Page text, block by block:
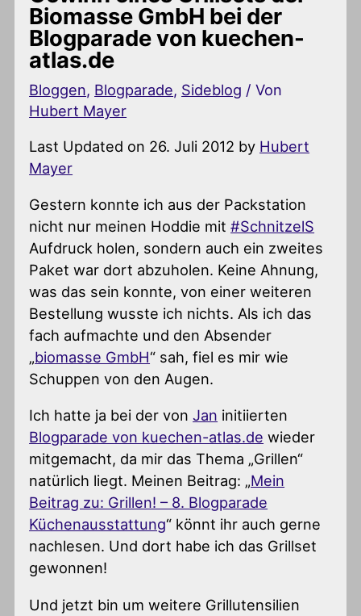
Biomasse GmbH bei der
Blogparade von kuechen-
atlas.de
Bloggen, Blogparade, Sideblog / Von
Hubert Mayer
Last Updated on 26. Juli 2012 by Hubert
Mayer
Gestern konnte ich aus der Packstation
nicht nur meinen Hoddie mit#SchnitzelS
Aufdruck holen, sondern auch ein zweites
Paket war dort abzuholen. Keine Ahnung,
was das sein konnte, von einer weiteren
Bestellung wusste ich nichts. Als ich das
fach aufmachte und den Absender
„biomasse GmbH“ sah, fiel es mir wie
Schuppen von den Augen.
Ich hatte ja bei der vonJan initiierten
Blogparade von kuechen-atlas.de wieder
mitgemacht, da mir das Thema „Grillen“
natürlich liegt. Meinen Beitrag: „Mein
Beitrag zu: Grillen! – 8. Blogparade
Küchenausstattung“ könnt ihr auch gerne
nachlesen. Und dort habe ich das Grillset
gewonnen!
Und jetzt bin um weitere Grillutensilien